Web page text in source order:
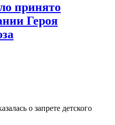
принято
Героя
о запрете детского